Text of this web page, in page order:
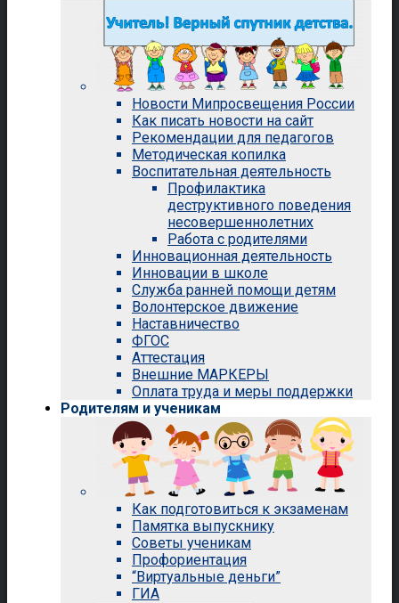
Новости Мипросвещения России
Как писать новости на сайт
Рекомендации для педагогов
Методическая копилка
Воспитательная деятельность
Профилактика
деструктивного поведения
несовершеннолетних
Работа с родителями
Инновационная деятельность
Инновации в школе
Служба ранней помощи детям
Волонтерское движение
Наставничество
ФГОС
Аттестация
Внешние МАРКЕРЫ
Оплата труда и меры поддержки
Родителям и ученикам
Как подготовиться к экзаменам
Памятка выпускнику
Советы ученикам
Профориентация
“Виртуальные деньги”
ГИА